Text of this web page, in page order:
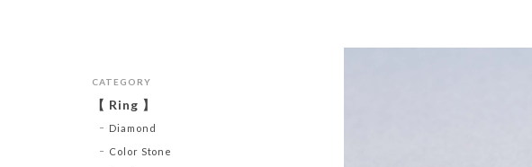
CATEGORY
【 Ring 】
Diamond
Color Stone